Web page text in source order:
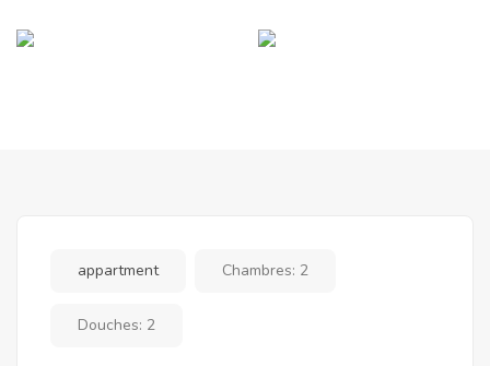
appartment Chambres: 2
Douches: 2